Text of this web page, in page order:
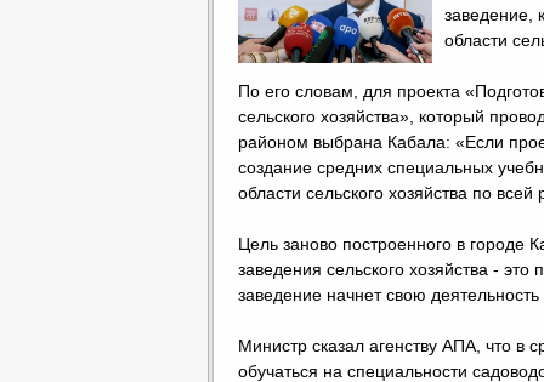
заведение,
области
По его словам, для проекта
сельского хозяйства», который
районом выбрана Кабала: «Если
создание средних специальных
области сельского хозяйства по всей
Цель заново построенного в городе
заведения сельского хозяйства -
заведение начнет свою
Министр сказал агенству АПА, что в
обучаться на специальности